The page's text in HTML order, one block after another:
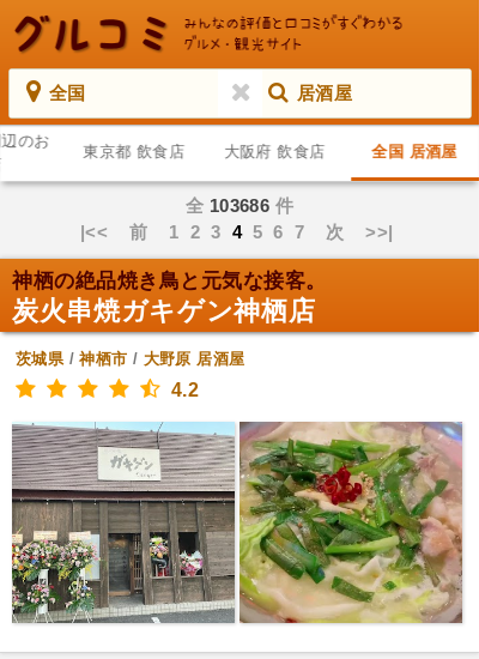
全国 居酒屋
のお
東京都 飲食店 大阪府 飲食店 全国 居酒屋
全 103686 件
|<<
前 1 2 3 4 5 6 7 次 >>|
神栖の絶品焼き鳥と元気な接客。
炭火串焼ガキゲン神栖店
茨城県/神栖市 / 大野原 居酒屋
4.2